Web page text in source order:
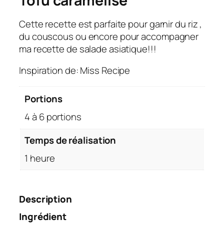
Cette recette est parfaite pour garnir du riz ,
du couscous ou encore pour accompagner
ma recette de salade asiatique!!!
Inspiration de: Miss Recipe
Portions
4 à 6 portions
Temps de réalisation
1 heure
Description
Ingrédient